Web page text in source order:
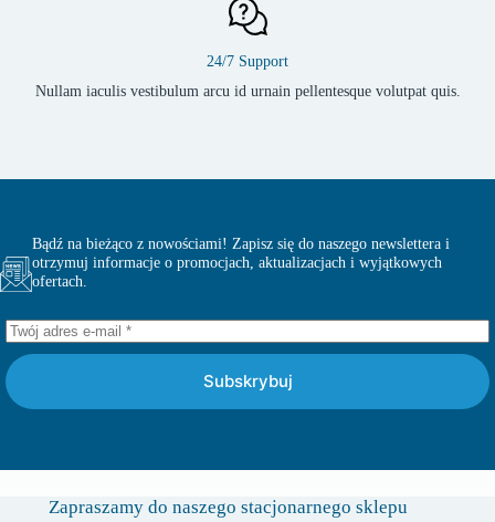
24/7 Support
Nullam iaculis vestibulum arcu id urnain pellentesque volutpat quis.
Bądź na bieżąco z nowościami! Zapisz się do naszego newslettera i
otrzymuj informacje o promocjach, aktualizacjach i wyjątkowych
ofertach.
Subskrybuj
Zapraszamy do naszego stacjonarnego sklepu